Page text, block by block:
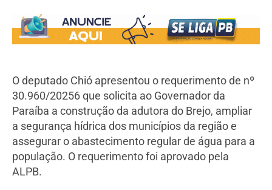
O deputado Chió apresentou o requerimento de nº
30.960/20256 que solicita ao Governador da
Paraíba a construção da adutora do Brejo, ampliar
a segurança hídrica dos municípios da região e
assegurar o abastecimento regular de água para a
população. O requerimento foi aprovado pela
ALPB.